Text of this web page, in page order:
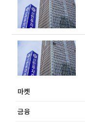
마켓
금융